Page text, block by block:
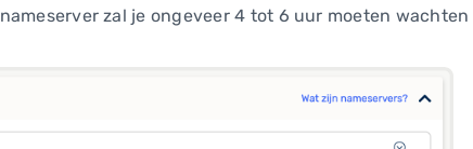
zal je ongeveer 4 tot 6 uur moeten